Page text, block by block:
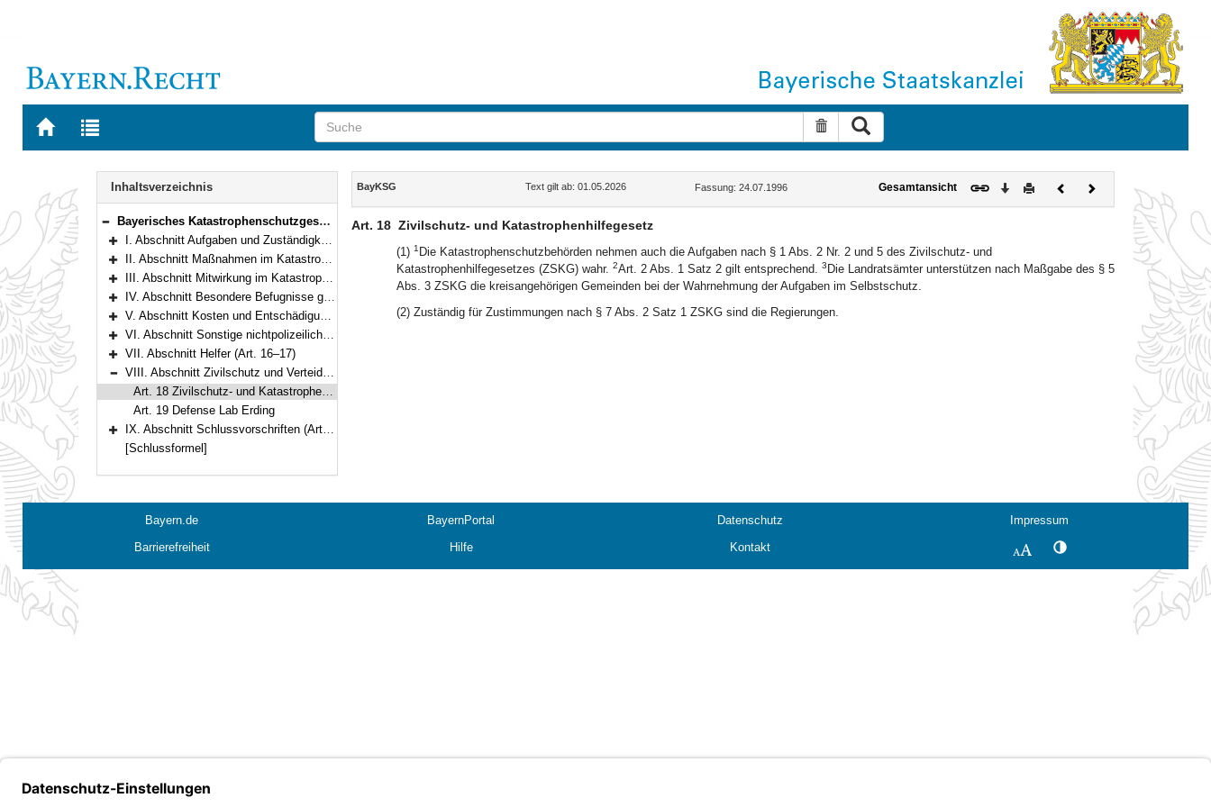
Zur
BAYERN.RECHT
Zur
letzten
Suche zurücksetzen
Navigation
Inhaltsverzeichnis
Bereich reduzieren
Bayerisches Katastrophenschutzgesetz (BayKSG) Vom 24. Juli 1996 (GVBl. S. 282) BayRS 215-4-1-I (Art. 1–22)
Bereich erweitern
I. Abschnitt Aufgaben und Zuständigkeiten (Art. 1–2)
Bereich erweitern
II. Abschnitt Maßnahmen im Katastrophenschutz (Art. 3–6)
Bereich erweitern
III. Abschnitt Mitwirkung im Katastrophenschutz (Art. 7–8)
Bereich erweitern
IV. Abschnitt Besondere Befugnisse gegenüber Dritten (Art. 9–10)
Bereich erweitern
V. Abschnitt Kosten und Entschädigung (Art. 11–14)
Bereich erweitern
VI. Abschnitt Sonstige nichtpolizeiliche Gefahrenabwehr (Art. 15)
Bereich erweitern
VII. Abschnitt Helfer (Art. 16–17)
Bereich reduzieren
VIII. Abschnitt Zivilschutz und Verteidigung, zivil-militärische Zusammenarbeit (Art. 18–19)
Art. 18 Zivilschutz- und Katastrophenhilfegesetz
Art. 19 Defense Lab Erding
Bereich erweitern
IX. Abschnitt Schlussvorschriften (Art. 20–22)
[Schlussformel]
Inhalt
BayKSG Text gilt ab: 01.05.2026 Fassung: 24.07.1996 Gesamtansicht Download
DruckenVorherigesNächstes
Dokument
Art. 18 Zivilschutz- und Katastrophenhilfegesetz
(1) 1 Die Katastrophenschutzbehörden nehmen auch die Aufgaben nach § 1 Abs. 2 Nr. 2 und 5 des Zivilschutz- und
Katastrophenhilfegesetzes (ZSKG) wahr. 2Art. 2 Abs. 1 Satz 2 gilt entsprechend. 3 Die Landratsämter unterstützen nach Maßgabe des § 5
Abs. 3 ZSKG die kreisangehörigen Gemeinden bei der Wahrnehmung der Aufgaben im Selbstschutz.
(2) Zuständig für Zustimmungen nach § 7 Abs. 2 Satz 1 ZSKG sind die Regierungen.
Bayern.de BayernPortal Datenschutz
Impressum
Barrierefreiheit
Hilfe Kontakt SchriftgrößeKontrastwechsel